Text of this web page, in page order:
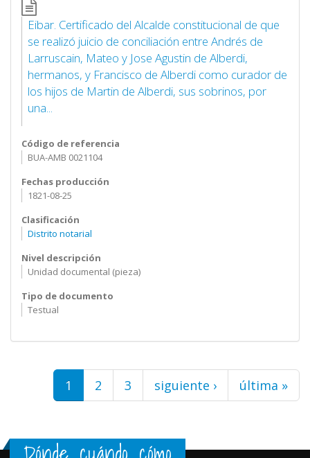
Eibar. Certificado del Alcalde constitucional de que
se realizó juicio de conciliación entre Andrés de
Larruscain, Mateo y Jose Agustin de Alberdi,
hermanos, y Francisco de Alberdi como curador de
los hijos de Martin de Alberdi, sus sobrinos, por
una...
Código de referencia
BUA-AMB 0021104
Fechas producción
1821-08-25
Clasificación
Distrito notarial
Nivel descripción
Unidad documental (pieza)
Tipo de documento
Testual
Páginas
1 2 3 siguiente › última »